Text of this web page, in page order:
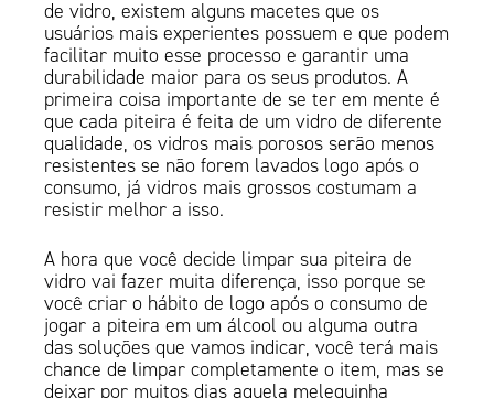
de vidro, existem alguns macetes que os
usuários mais experientes possuem e que podem
facilitar muito esse processo e garantir uma
durabilidade maior para os seus produtos. A
primeira coisa importante de se ter em mente é
que cada piteira é feita de um vidro de diferente
qualidade, os vidros mais porosos serão menos
resistentes se não forem lavados logo após o
consumo, já vidros mais grossos costumam a
resistir melhor a isso.
A hora que você decide limpar sua piteira de
vidro vai fazer muita diferença, isso porque se
você criar o hábito de logo após o consumo de
jogar a piteira em um álcool ou alguma outra
das soluções que vamos indicar, você terá mais
chance de limpar completamente o item, mas se
deixar por muitos dias aquela melequinha